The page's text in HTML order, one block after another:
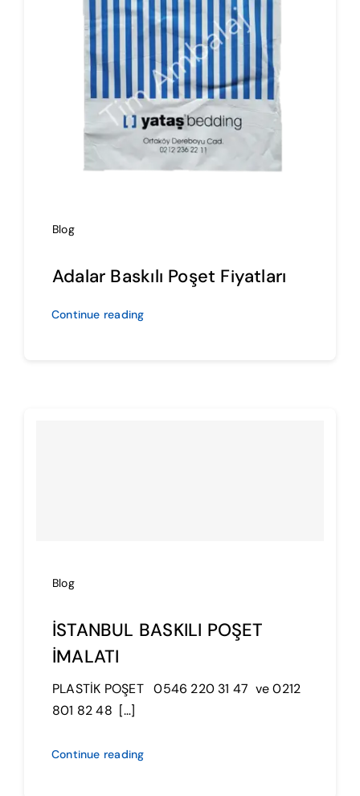
Blog
Adalar Baskılı Poşet Fiyatları
Continue reading
Blog
İSTANBUL BASKILI POŞET
İMALATI
PLASTİK POŞET 0546 220 31 47 ve 0212
801 82 48 […]
Continue reading